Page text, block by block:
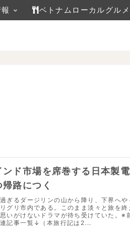
ベトナムローカルグルメ
ンド市場を席巻する日本製
帰路につく
ぎるダージリンの山から降り、下界へ
グリ市内である。このまま淡々と旅を
いがけないドラマが待ち受けていた。
記事一覧↓（本旅行記は2...